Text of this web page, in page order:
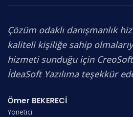
Çözüm odaklı danışmanlık
kaliteli kişiliğe sahip
hizmeti sunduğu için
İdeaSoft Yazılıma teşekkür
Ömer BEKERECİ
Yönetici